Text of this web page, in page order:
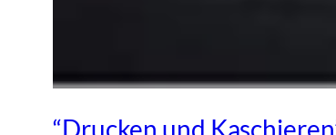
“Drucken und